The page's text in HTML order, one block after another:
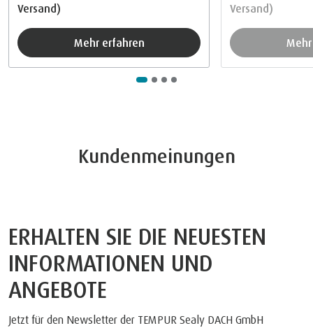
Versand)
Mehr erfahren
Versand)
Kundenmeinungen
ERHALTEN SIE DIE NEUESTEN
INFORMATIONEN UND
ANGEBOTE
Jetzt für den Newsletter der TEMPUR Sealy DACH GmbH